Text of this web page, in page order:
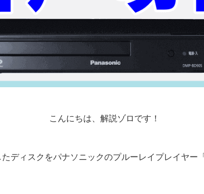
こんにちは、解説ゾロです！
ディスクをパナソニックのプルーレイプレイヤー「